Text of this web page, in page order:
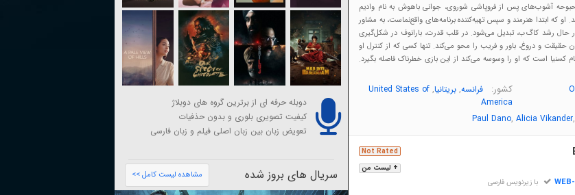
اوایل دهه 1990، در بحبوحه آشوب‌های پس از فروپاشی شوروی، جوانی باهوش به نام وادیم
که ابتدا هنرمند و سپس تهیه‌کننده برنامه‌های واقع‌نماست، به مشاور
در حال رشد کاگ‌ب، تبدیل می‌شود. در قلب قدرت، بارانوف در شکل‌گیری
حقیقت و دروغ، باور و فریب را محو می‌کند. تنها کسی که از کنترل او
کسنیا است که او را وسوسه می‌کند از این بازی خطرناک فاصله بگیرد.
کشور: فرانسه, بریتانیا,
United States of
America
Paul Dano, Alicia Vikander,
+ لیست من
Not Rated
با زیرنویس فارسی
دوبله حرفه ای از برترین گروه های دوبلاژ
کیفیت تصویری بلوری و بدون حذفیات
تعویض زبان بین زبان اصلی فیلم و زبان فارسی
سریال های بروز شده مشاهده لیست کامل >>